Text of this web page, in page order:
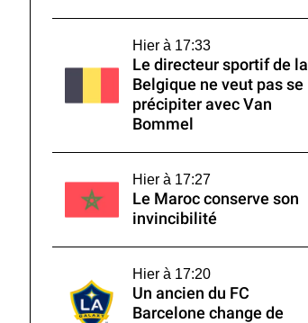
Hier à 17:33
Le directeur sportif de la
Belgique ne veut pas se
précipiter avec Van
Bommel
Hier à 17:27
Le Maroc conserve son
invincibilité
Hier à 17:20
Un ancien du FC
Barcelone change de